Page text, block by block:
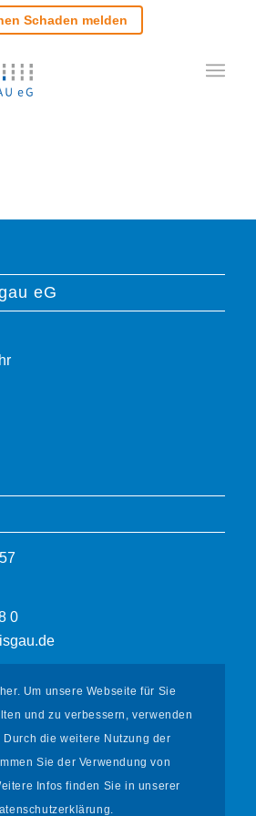
Schaden melden
eG
0
Um unsere Webseite für Sie
und zu verbessern, verwenden
Durch die weitere Nutzung der
Sie der Verwendung von
Infos finden Sie in unserer